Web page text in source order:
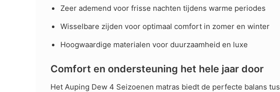
Zeer ademend voor frisse nachten tijdens warme periodes
Wisselbare zijden voor optimaal comfort in zomer en winter
Hoogwaardige materialen voor duurzaamheid en luxe
Comfort en ondersteuning het hele jaar door
Het Auping Dew 4 Seizoenen matras biedt de perfecte balans